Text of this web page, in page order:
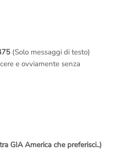
(Solo messaggi di testo)
e ovviamente senza
GIA America che preferisci..)